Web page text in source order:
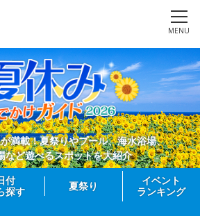
MENU
満載！夏祭りやプール、海水浴場、
など遊べるスポットを大紹介
付
探す
夏祭り
イベント
ランキング